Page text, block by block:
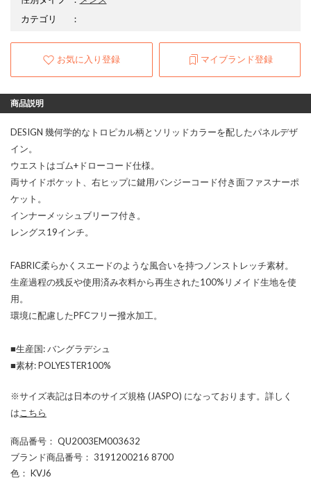
カテゴリ
：
お気に入り登録 マイブランド登録
商品説明
DESIGN 幾何学的なトロピカル柄とソリッドカラーを配したパネルデザ
イン。
ウエストはゴム+ドローコード仕様。
両サイドポケット、右ヒップに鍵用バンジーコード付き面ファスナーポ
ケット。
インナーメッシュブリーフ付き。
レングス19インチ。
FABRIC柔らかくスエードのような風合いを持つノンストレッチ素材。
生産過程の残反や使用済み衣料から再生された100%リメイド生地を使
用。
環境に配慮したPFCフリー撥水加工。
■生産国: バングラデシュ
■素材: POLYESTER100%
※サイズ表記は日本のサイズ規格 (JASPO) になっております。詳しく
は こちら
商品番号 ： QU2003EM003632
ブランド商品番号 ： 3191200216 8700
色 ： KVJ6